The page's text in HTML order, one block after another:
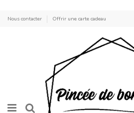
Nous contacter Offrir une carte cadeau